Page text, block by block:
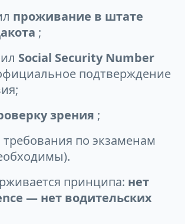
проживание в штате
;
Social Security Number
подтверждение
зрения ;
по экзаменам
принципа: нет
— нет водительских